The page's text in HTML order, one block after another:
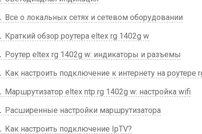
Все о локальных сетях и сетевом оборудовании
Краткий обзор роутера eltex rg 1402g w
Роутер eltex rg 1402g w: индикаторы и разъемы
Как настроить подключение к интернету на роутере
Маршрутизатор eltex ntp rg 1402g w: настройка wifi
Расширенные настройки маршрутизатора
Как настроить подключение IpTV?